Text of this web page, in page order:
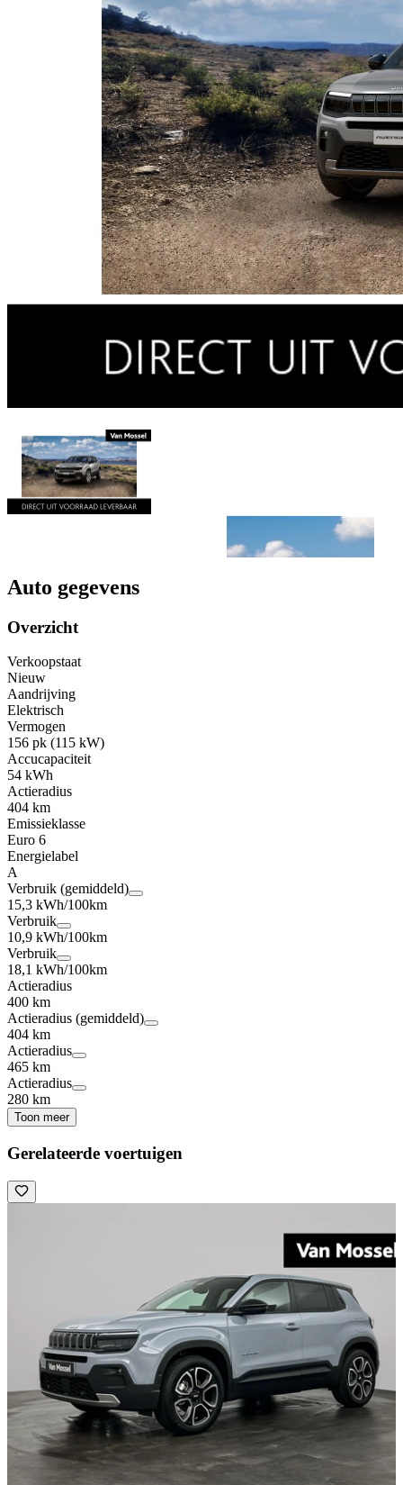
Auto gegevens
Overzicht
Verkoopstaat
Nieuw
Aandrijving
Elektrisch
Vermogen
156 pk (115 kW)
Accucapaciteit
54 kWh
Actieradius
404 km
Emissieklasse
Euro 6
Energielabel
A
Verbruik (gemiddeld)
15,3 kWh/100km
Verbruik
10,9 kWh/100km
Verbruik
18,1 kWh/100km
Actieradius
400 km
Actieradius (gemiddeld)
404 km
Actieradius
465 km
Actieradius
280 km
Toon meer
Gerelateerde voertuigen